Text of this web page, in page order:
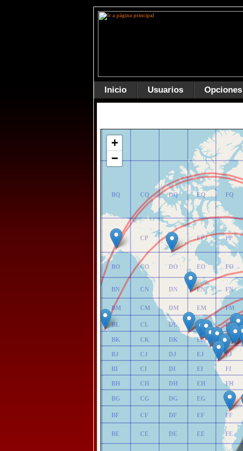
Inicio Usuarios Opciones
BE
BF
BG
BH
BI
BJ
BK
BL
BM
BN
BO
BP
BQ
BR
CE
CF
CG
CH
CI
CJ
CK
CL
CM
CN
CO
CP
CQ
CR
DE
DF
DG
DH
DI
DJ
DK
DL
DM
DN
DO
DP
DQ
DR
EE
EF
EG
EH
EI
EJ
EK
EL
EM
EN
EO
EP
EQ
ER
FE
FF
FG
FH
FI
FJ
FK
FL
FM
FN
FO
FP
FQ
FR
+
−